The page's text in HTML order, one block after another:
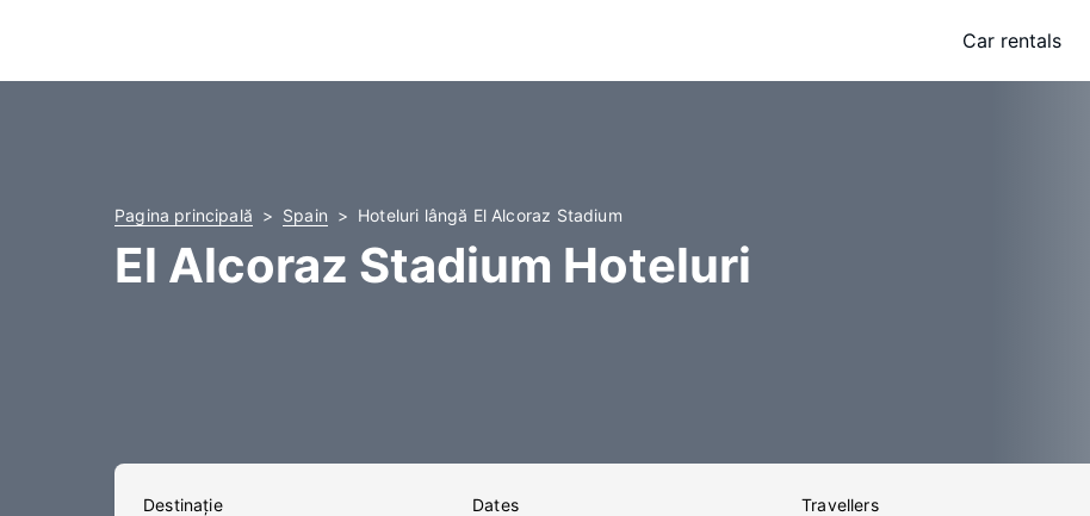
Car rentals
Pagina principală Spain Hoteluri lângă El Alcoraz Stadium
El Alcoraz Stadium Hoteluri
Destinaţie Dates Travellers